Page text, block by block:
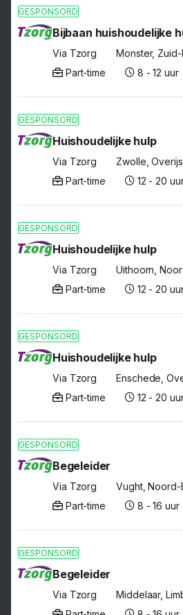
GESPONSORD
Bijbaan huishoudelijke
Via Tzorg
Monster,
Part-time
8 - 12 uur
GESPONSORD
Huishoudelijke hulp
Via Tzorg
Zwolle,
Part-time
12 - 20
GESPONSORD
Huishoudelijke hulp
Via Tzorg
Uithoorn,
Part-time
12 - 20
GESPONSORD
Huishoudelijke hulp
Via Tzorg
Enschede,
Part-time
12 - 20
GESPONSORD
Begeleider
Via Tzorg
Vught, Noord-
Part-time
8 - 16 uur
GESPONSORD
Begeleider
Via Tzorg
Middelaar,